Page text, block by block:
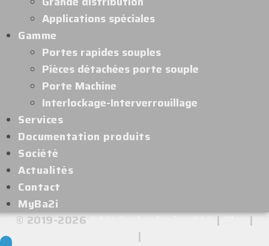
Applications spéciales
Gamme
Portes rapides souples
Pièces détachées porte souple
Porte Machine
Interlockage-Interverrouillage
Services
Documentation produits
Société
Actualités
Contact
MyBa2i
© 2019-2026BA2I Technologies SAS|Plan|
|